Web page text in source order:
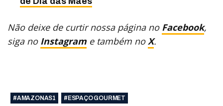
Não deixe de curtir nossa página no Facebook,
siga no Instagram e também noX.
#AMAZONAS1
#ESPAÇO GOURMET